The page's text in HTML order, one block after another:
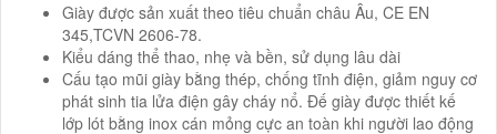
Giày được sản xuất theo tiêu chuẩn châu Âu, CE EN
345,TCVN 2606-78.
Kiểu dáng thể thao, nhẹ và bền, sử dụng lâu dài
Cấu tạo mũi giày bằng thép, chống tĩnh điện, giảm nguy cơ
phát sinh tia lửa điện gây cháy nổ. Đế giày được thiết kế
lớp lót bằng inox cán mỏng cực an toàn khi người lao động